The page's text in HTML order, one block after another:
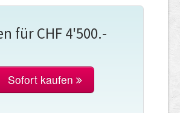
für CHF 4'500.-
Sofort kaufen